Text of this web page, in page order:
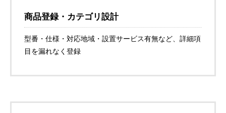
商品登録・カテゴリ設計
型番・仕様・対応地域・設置サービス有無など、詳細項
目を漏れなく登録